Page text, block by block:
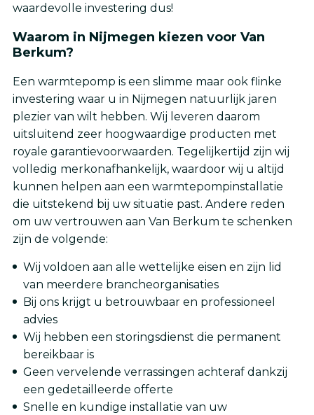
waardevolle investering dus!
Waarom in Nijmegen kiezen voor Van
Berkum?
Een warmtepomp is een slimme maar ook flinke
investering waar u in Nijmegen natuurlijk jaren
plezier van wilt hebben. Wij leveren daarom
uitsluitend zeer hoogwaardige producten met
royale garantievoorwaarden. Tegelijkertijd zijn wij
volledig merkonafhankelijk, waardoor wij u altijd
kunnen helpen aan een warmtepompinstallatie
die uitstekend bij uw situatie past. Andere reden
om uw vertrouwen aan Van Berkum te schenken
zijn de volgende:
Wij voldoen aan alle wettelijke eisen en zijn lid
van meerdere brancheorganisaties
Bij ons krijgt u betrouwbaar en professioneel
advies
Wij hebben een storingsdienst die permanent
bereikbaar is
Geen vervelende verrassingen achteraf dankzij
een gedetailleerde offerte
Snelle en kundige installatie van uw